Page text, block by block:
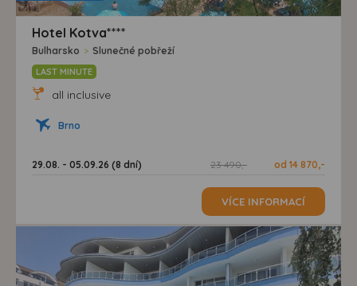
Hotel Kotva****
Bulharsko > Slunečné pobřeží
LAST MINUTE
all inclusive
Brno
29.08. - 05.09.26 (8 dní) 23 490,- od 14 870,-
VÍCE INFORMACÍ